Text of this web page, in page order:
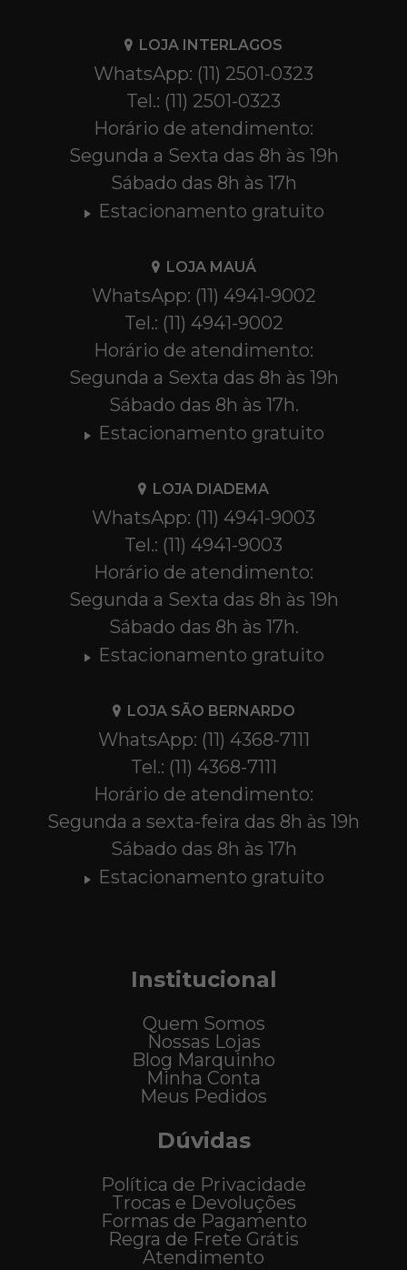
LOJA INTERLAGOS
WhatsApp: (11) 2501-0323
Tel.: (11) 2501-0323
Horário de atendimento:
Segunda a Sexta das 8h às 19h
Sábado das 8h às 17h
Estacionamento gratuito
LOJA MAUÁ
WhatsApp: (11) 4941-9002
Tel.: (11) 4941-9002
Horário de atendimento:
Segunda a Sexta das 8h às 19h
Sábado das 8h às 17h.
Estacionamento gratuito
LOJA DIADEMA
WhatsApp: (11) 4941-9003
Tel.: (11) 4941-9003
Horário de atendimento:
Segunda a Sexta das 8h às 19h
Sábado das 8h às 17h.
Estacionamento gratuito
LOJA SÃO BERNARDO
WhatsApp: (11) 4368-7111
Tel.: (11) 4368-7111
Horário de atendimento:
Segunda a sexta-feira das 8h às 19h
Sábado das 8h às 17h
Estacionamento gratuito
Institucional
Quem Somos
Nossas Lojas
Blog Marquinho
Minha Conta
Meus Pedidos
Dúvidas
Política de Privacidade
Trocas e Devoluções
Formas de Pagamento
Regra de Frete Grátis
Atendimento